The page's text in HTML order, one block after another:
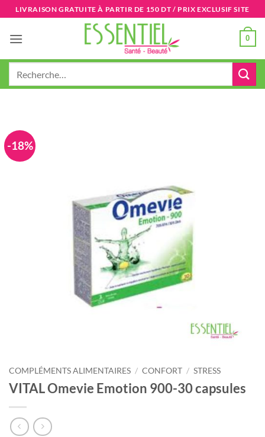
Passer
au
contenu
LIVRAISON GRATUITE À PARTIR DE 150 DT / PRIX EXCLUSIF SITE
0
-18%
COMPLÉMENTS ALIMENTAIRES / CONFORT / STRESS
VITAL Omevie Emotion 900-30 capsules